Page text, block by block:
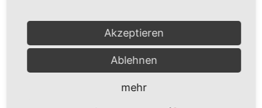
Akzeptieren
Ablehnen
mehr